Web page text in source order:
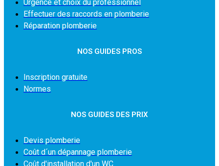
Urgence et choix du professionnel
Effectuer des raccords en plomberie
Réparation plomberie
NOS GUIDES PROS
Inscription gratuite
Normes
NOS GUIDES DES PRIX
Devis plomberie
Coût d´un dépannage plomberie
Coût d'installation d'un WC